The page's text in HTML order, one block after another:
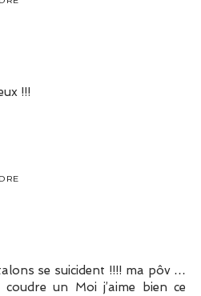
!!!
se suicident !!!! ma pôv …
un Moi j’aime bien ce